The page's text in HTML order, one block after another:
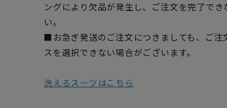
ングにより欠品が発生し、ご注文を完了で
い。
■お急ぎ発送のご注文につきましても、ご注
スを選択できない場合がございます。
洗えるスーツはこちら